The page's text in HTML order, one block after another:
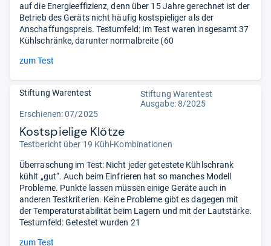
auf die Energieeffizienz, denn über 15 Jahre gerechnet ist der
Betrieb des Geräts nicht häufig kostspieliger als der
Anschaffungspreis. Testumfeld: Im Test waren insgesamt 37
Kühlschränke, darunter normalbreite (60
zum Test
Stiftung Warentest
Stiftung Warentest
Ausgabe: 8/2025
Erschienen: 07/2025
Kostspielige Klötze
Testbericht über 19 Kühl-Kombinationen
Überraschung im Test: Nicht jeder getestete Kühlschrank
kühlt „gut“. Auch beim Einfrieren hat so manches Modell
Probleme. Punkte lassen müssen einige Geräte auch in
anderen Testkriterien. Keine Probleme gibt es dagegen mit
der Temperaturstabilität beim Lagern und mit der Lautstärke.
Testumfeld: Getestet wurden 21
zum Test